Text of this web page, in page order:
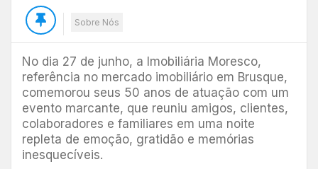
Sobre Nós
No dia 27 de junho, a Imobiliária Moresco,
referência no mercado imobiliário em Brusque,
comemorou seus 50 anos de atuação com um
evento marcante, que reuniu amigos, clientes,
colaboradores e familiares em uma noite
repleta de emoção, gratidão e memórias
inesquecíveis.